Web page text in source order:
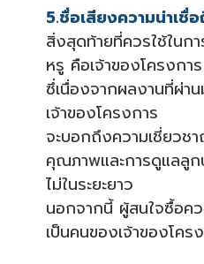
5.ชื่อเสียงความน่าเชื่
สิ่งสุดท้ายที่ควรใช้ในก
หรู คือเจ้าของโครงการ
ซึ่เนื่องจากผลงานที่ผ่า
เจ้าของโครงการ
จะบอกถึงความเชี่ยวช
คุณภาพและการดูแลลูก
ไม่ในระยะยาว
นอกจากนี้ ผู้สนใจซื้อค
เป็นคนของเจ้าของโคร